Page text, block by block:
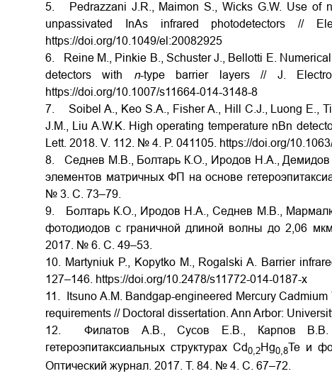
5. Pedrazzani J.R., Maimon S., Wicks G.W. Use of
unpassivated InAs infrared photodetectors
https://doi.org/10.1049/el:20082925
6. Reine M., Pinkie B., Schuster J., Bellotti E.
detectors with n-type barrier layers // J.
https://doi.org/10.1007/s11664-014-3148-8
7. Soibel A., Keo S.A., Fisher A., Hill C.J., Luong E.,
J.M., Liu A.W.K. High operating temperature nBn
Lett. 2018. V. 112. № 4. P. 041105. https://doi org/
8. Седнев М.В., Болтарь К.О., Иродов Н.А., Демидов
элементов матричных ФП на основе
№ 3. С. 73–79.
9. Болтарь К.О., Иродов Н.А., Седнев М.В.,
фотодиодов с граничной длиной волны до 2,06
2017. № 6. С . 49–53.
10. Martyniuk P., Kopytko M., Rogalski A. Barrier
127–146. https://doi.org/10.2478/s11772-014-0187-x
11. Itsuno A.M. Bandgap-engineered Mercury
requirements // Doctoral dissertation. Ann Arbor:
12. Филатов А.В., Сусов Е.В., Карпов В.В.
гетероэпитаксиальных структурах Cd0,2Hg0,8Te и
Оптический журнал. 2017. Т. 84. № 4. С . 67–72.